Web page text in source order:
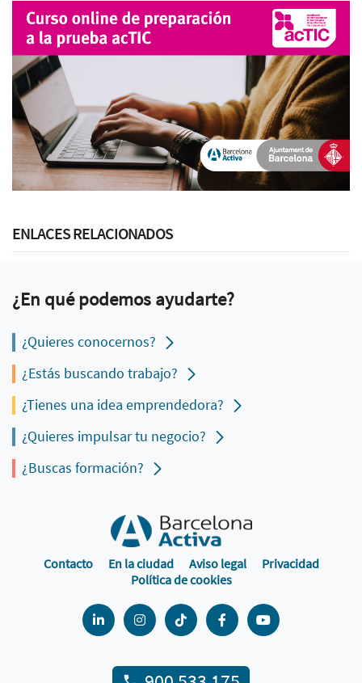
ENLACES RELACIONADOS
¿En qué podemos ayudarte?
¿Quieres conocernos?
¿Estás buscando trabajo?
¿Tienes una idea emprendedora?
¿Quieres impulsar tu negocio?
¿Buscas formación?
Contacto En la ciudad Aviso legal
Privacidad
Política de cookies